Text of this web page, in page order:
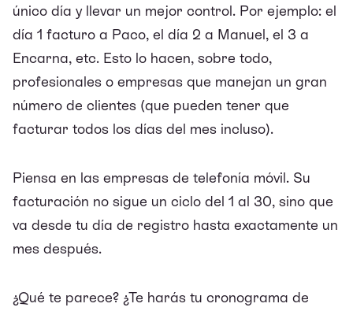
único día y llevar un mejor control. Por ejemplo: el
día 1 facturo a Paco, el día 2 a Manuel, el 3 a
Encarna, etc. Esto lo hacen, sobre todo,
profesionales o empresas que manejan un gran
número de clientes (que pueden tener que
facturar todos los días del mes incluso).
Piensa en las empresas de telefonía móvil. Su
facturación no sigue un ciclo del 1 al 30, sino que
va desde tu día de registro hasta exactamente un
mes después.
¿Qué te parece? ¿Te harás tu cronograma de